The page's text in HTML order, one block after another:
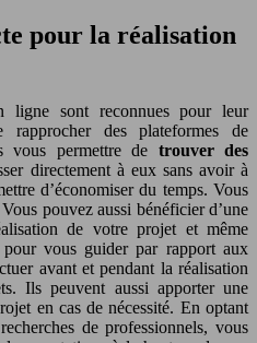
pour la réalisation
ligne sont reconnues pour leur
des plateformes de
vous permettre de trouver des
directement à eux sans avoir à
d’économiser du temps. Vous
pouvez aussi bénéficier d’une
de votre projet et même
vous guider par rapport aux
avant et pendant la réalisation
Ils peuvent aussi apporter une
en cas de nécessité. En optant
de professionnels, vous